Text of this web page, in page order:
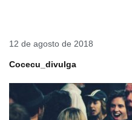
12 de agosto de 2018
Cocecu_divulga